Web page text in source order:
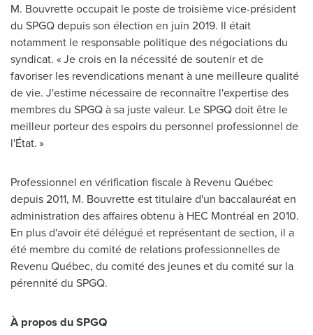
M. Bouvrette occupait le poste de troisième vice-président
du SPGQ depuis son élection en juin 2019. Il était
notamment le responsable politique des négociations du
syndicat. « Je crois en la nécessité de soutenir et de
favoriser les revendications menant à une meilleure qualité
de vie. J'estime nécessaire de reconnaître l'expertise des
membres du SPGQ à sa juste valeur. Le SPGQ doit être le
meilleur porteur des espoirs du personnel professionnel de
l'État. »
Professionnel en vérification fiscale à Revenu Québec
depuis 2011, M. Bouvrette est titulaire d'un baccalauréat en
administration des affaires obtenu à HEC Montréal en 2010.
En plus d'avoir été délégué et représentant de section, il a
été membre du comité de relations professionnelles de
Revenu Québec, du comité des jeunes et du comité sur la
pérennité du SPGQ.
À propos du SPGQ